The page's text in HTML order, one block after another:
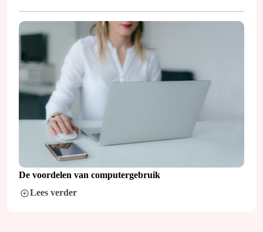
De voordelen van computergebruik
Lees verder